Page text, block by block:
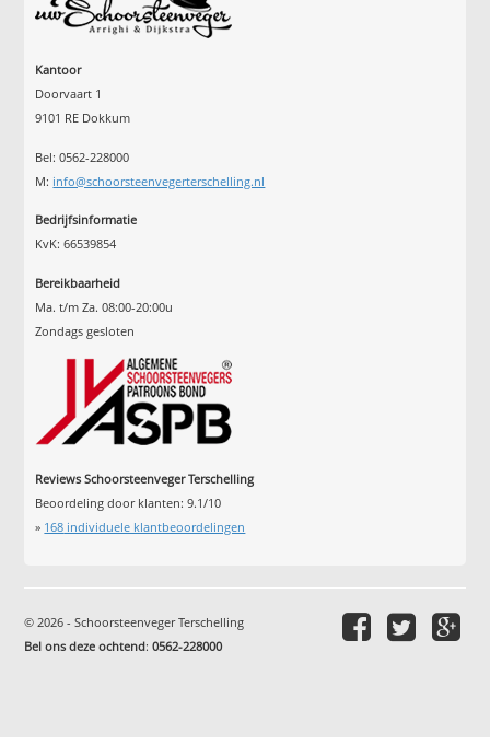
Kantoor
Doorvaart 1
9101 RE Dokkum
Bel: 0562-228000
M: info@schoorsteenvegerterschelling.nl
Bedrijfsinformatie
KvK: 66539854
Bereikbaarheid
Ma. t/m Za. 08:00-20:00u
Zondags gesloten
Reviews Schoorsteenveger Terschelling
Beoordeling door klanten:9.1/10
» 168 individuele klantbeoordelingen
© 2026 - Schoorsteenveger Terschelling
Bel ons deze ochtend:0562-228000